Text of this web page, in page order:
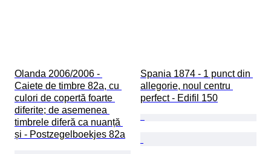
Olanda 2006/2006 -
Caiete de timbre 82a, cu
culori de copertă foarte
diferite; de asemenea
timbrele diferă ca nuanță
și - Postzegelboekjes 82a
Spania 1874 - 1 punct din
allegorie, noul centru
perfect - Edifil 150